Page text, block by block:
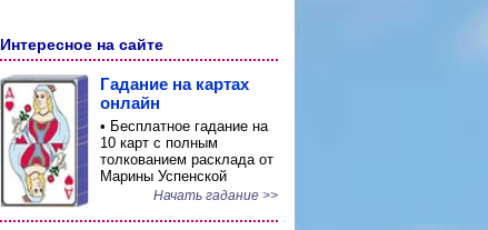
Интересное на сайте
Гадание на картах
онлайн
• Бесплатное гадание на
10 карт с полным
толкованием расклада от
Марины Успенской
Начать гадание >>